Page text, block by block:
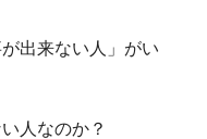
出来ない人」がい
人なのか？